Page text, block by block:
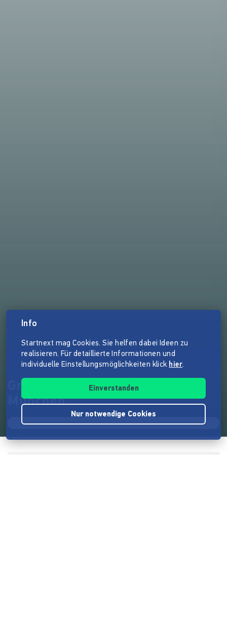
Große Rad-Sternfahrt 2026
München
Info
Startnext mag Cookies. Sie helfen dabei Ideen zu
realisieren. Für detaillierte Informationen und
individuelle Einstellungsmöglichkeiten klick hier.
Einverstanden
Nur notwendige Cookies